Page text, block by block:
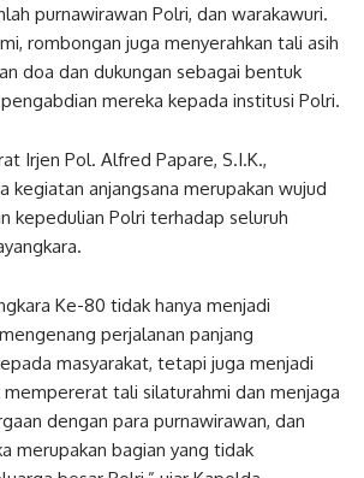
purnawirawan Polri, dan warakawuri.
rombongan juga menyerahkan tali asih
doa dan dukungan sebagai bentuk
mereka kepada institusi Polri.
Irjen Pol. Alfred Papare, S.I.K.,
kegiatan anjangsana merupakan wujud
kepedulian Polri terhadap seluruh
Ke-80 tidak hanya menjadi
perjalanan panjang
masyarakat, tetapi juga menjadi
tali silaturahmi dan menjaga
dengan para purnawirawan, dan
merupakan bagian yang tidak